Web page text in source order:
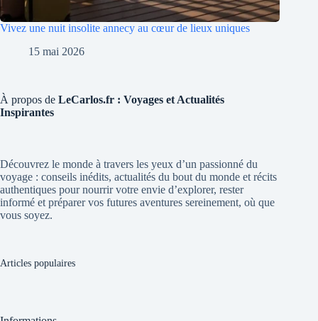
Vivez une nuit insolite annecy au cœur de lieux uniques
15 mai 2026
À propos de LeCarlos.fr : Voyages et Actualités
Inspirantes
Découvrez le monde à travers les yeux d’un passionné du
voyage : conseils inédits, actualités du bout du monde et récits
authentiques pour nourrir votre envie d’explorer, rester
informé et préparer vos futures aventures sereinement, où que
vous soyez.
Articles populaires